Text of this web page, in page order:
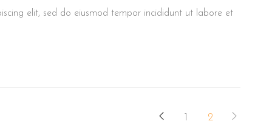
elit, sed do eiusmod tempor incididunt ut labore et
1 2